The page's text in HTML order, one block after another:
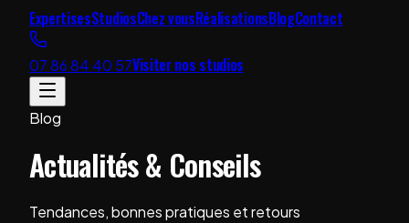
ExpertisesStudiosChez vousRéalisationsBlogContact
07 86 84 40 57Visiter nos studios
Blog
Actualités & Conseils
Tendances, bonnes pratiques et retours